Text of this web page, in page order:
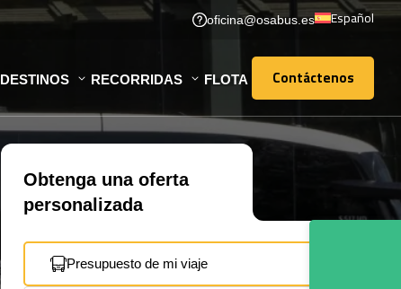
oficina@osabus.es Español
DESTINOS RECORRIDAS FLOTA Contáctenos
Contáctenos
Obtenga una oferta
personalizada
Presupuesto de mi viaje